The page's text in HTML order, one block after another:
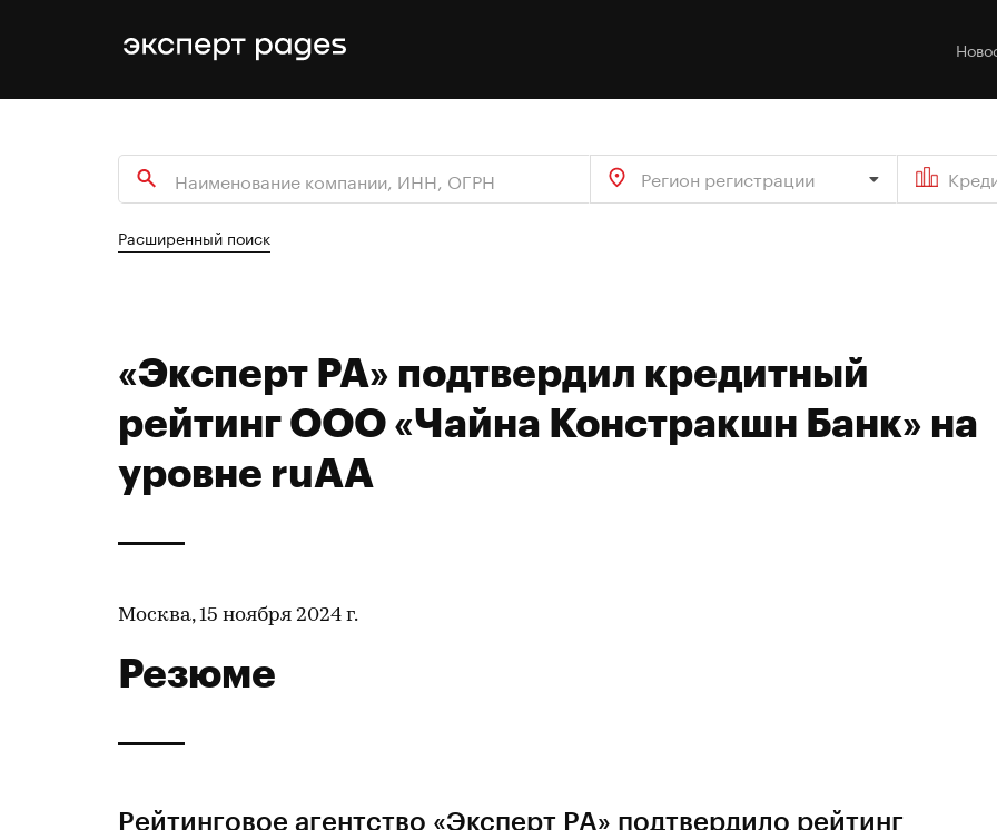
Регион регистрации
Расширенный поиск
«Эксперт РА» подтвердил кредитный
рейтинг ООО «Чайна Констракшн Банк» на
уровне ruAA
Москва, 15 ноября 2024 г.
Резюме
Рейтинговое агентство «Эксперт РА» подтвердило рейтинг